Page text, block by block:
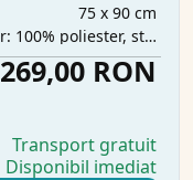
75 x 90 cm
Material superior și inferior: 100% poliester, strat intermediar: 100% poliuretan, strat absorbant: 100% poliester
269,00 RON
Transport gratuit
Disponibil imediat